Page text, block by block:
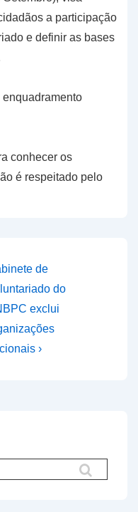
a participação
e definir as bases
conhecer os
é respeitado pelo
de
do
exclui
›